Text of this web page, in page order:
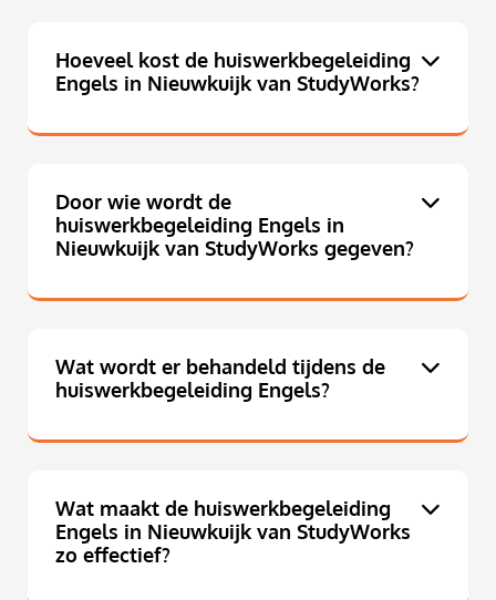
Hoeveel kost de huiswerkbegeleiding
Engels in Nieuwkuijk van StudyWorks?
Door wie wordt de
huiswerkbegeleiding Engels in
Nieuwkuijk van StudyWorks gegeven?
Wat wordt er behandeld tijdens de
huiswerkbegeleiding Engels?
Wat maakt de huiswerkbegeleiding
Engels in Nieuwkuijk van StudyWorks
zo effectief?